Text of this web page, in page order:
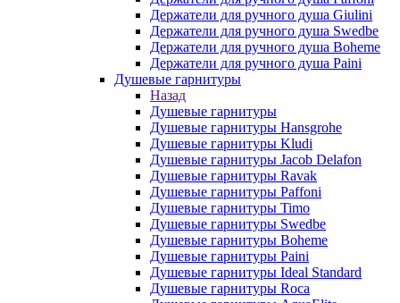
Держатели для ручного душа Giulini
Держатели для ручного душа Swedbe
Держатели для ручного душа Boheme
Держатели для ручного душа Paini
Душевые гарнитуры
Назад
Душевые гарнитуры
Душевые гарнитуры Hansgrohe
Душевые гарнитуры Kludi
Душевые гарнитуры Jacob Delafon
Душевые гарнитуры Ravak
Душевые гарнитуры Paffoni
Душевые гарнитуры Timo
Душевые гарнитуры Swedbe
Душевые гарнитуры Boheme
Душевые гарнитуры Paini
Душевые гарнитуры Ideal Standard
Душевые гарнитуры Roca